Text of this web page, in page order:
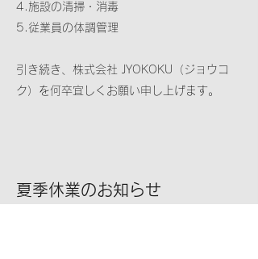
4.施設の清掃・消毒
5.従業員の体調管理
引き続き、株式会社 JYOKOKU（ジョウコ
ク）を何卒宜しくお願い申し上げます。
夏季休業のお知らせ